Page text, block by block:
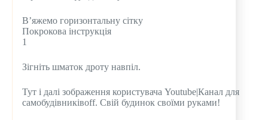
В’яжемо горизонтальну сітку
Покрокова інструкція
1
Зігніть шматок дроту навпіл.
Тут і далі зображення користувача Youtube|Канал для
самобудівниківoff. Свій будинок своїми руками!